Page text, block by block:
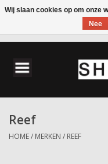
Herenschoenen
Reef
HOME/ MERKEN / REEF
Wij slaan cookies op om onze
Nee